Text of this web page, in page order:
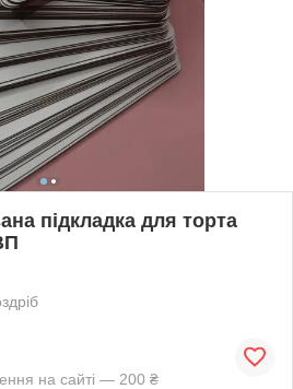
підкладка для торта
на сайті — 200 ₴